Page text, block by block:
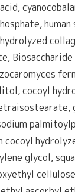
Biosaccharide
cocoyl
cocoyl
glycol,